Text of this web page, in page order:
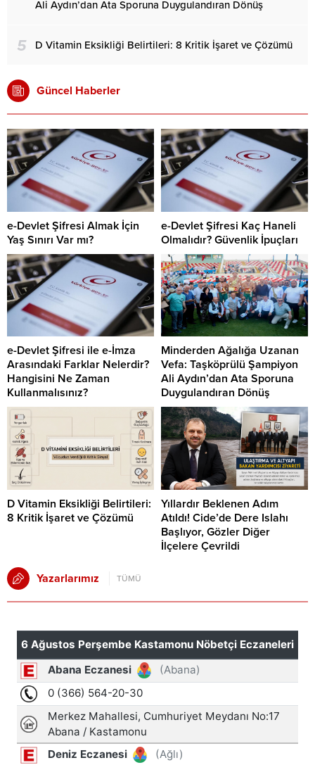
Ali Aydın’dan Ata Sporuna Duygulandıran Dönüş
5 D Vitamin Eksikliği Belirtileri: 8 Kritik İşaret ve Çözümü
Güncel Haberler
e-Devlet Şifresi Almak İçin
Yaş Sınırı Var mı?
e-Devlet Şifresi Kaç Haneli
Olmalıdır? Güvenlik İpuçları
e-Devlet Şifresi ile e-İmza
Arasındaki Farklar Nelerdir?
Hangisini Ne Zaman
Kullanmalısınız?
Minderden Ağalığa Uzanan
Vefa: Taşköprülü Şampiyon
Ali Aydın’dan Ata Sporuna
Duygulandıran Dönüş
D Vitamin Eksikliği Belirtileri:
8 Kritik İşaret ve Çözümü
Yıllardır Beklenen Adım
Atıldı! Cide’de Dere Islahı
Başlıyor, Gözler Diğer
İlçelere Çevrildi
Yazarlarımız TÜMÜ